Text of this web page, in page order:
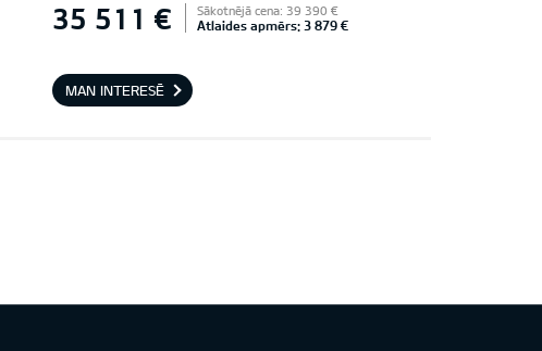
35 511 € Sākotnējā cena: 39 390 €
Atlaides apmērs: 3 879 €
MAN INTERESĒ